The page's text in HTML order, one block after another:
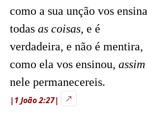
como a sua unção vos ensina
todas as coisas, e é
verdadeira, e não é mentira,
como ela vos ensinou, assim
nele permanecereis.
|1 João 2:27|